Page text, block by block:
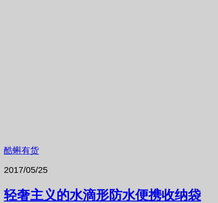
酷蝌有货
2017/05/25
轻奢主义的水滴形防水便携收纳袋